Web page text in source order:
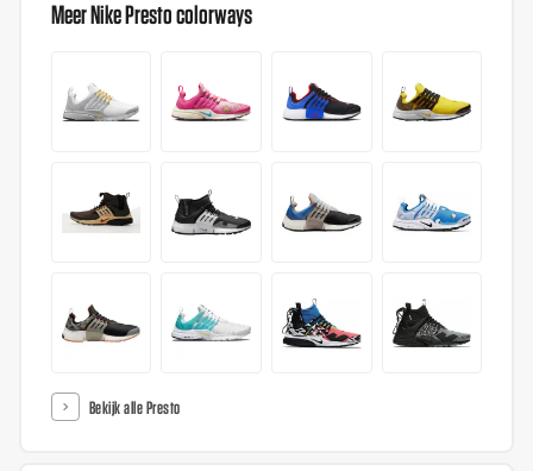
Meer Nike Presto colorways
Bekijk alle Presto